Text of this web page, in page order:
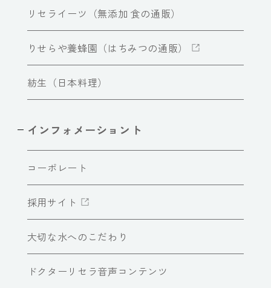
リセライーツ（無添加 食の通販）
りせらや養蜂園（はちみつの通販）
紡生（日本料理）
インフォメーショント
コーポレート
採用サイト
大切な水へのこだわり
ドクターリセラ音声コンテンツ